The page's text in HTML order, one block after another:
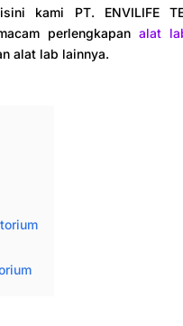
kami PT. ENVILIFE
perlengkapanalat
alat lab lainnya.